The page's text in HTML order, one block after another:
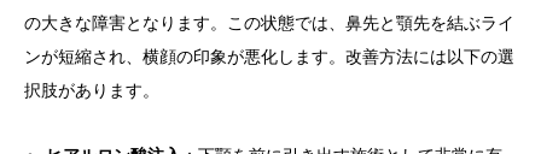
の大きな障害となります。この状態では、鼻先と顎先を結ぶライ
ンが短縮され、横顔の印象が悪化します。改善方法には以下の選
択肢があります。